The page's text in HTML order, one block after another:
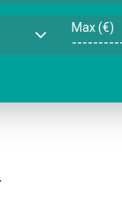
Max (€)